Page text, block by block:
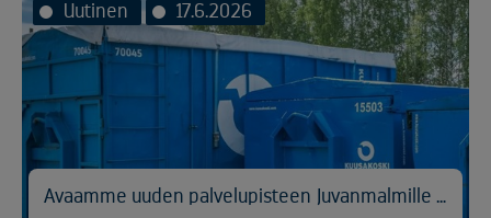
Uutinen 17.6.2026
Avaamme uuden palvelupisteen Juvanmalmille Espooseen